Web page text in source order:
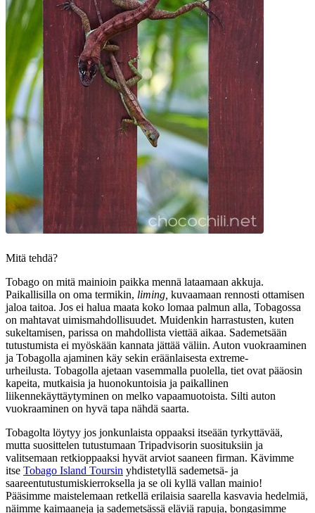
Mitä tehdä?
Tobago on mitä mainioin paikka mennä lataamaan akkuja.
Paikallisilla on oma termikin, liming, kuvaamaan rennosti ottamisen
jaloa taitoa. Jos ei halua maata koko lomaa palmun alla, Tobagossa
on mahtavat uimismahdollisuudet. Muidenkin harrastusten, kuten
sukeltamisen, parissa on mahdollista viettää aikaa. Sademetsään
tutustumista ei myöskään kannata jättää väliin. Auton vuokraaminen
ja Tobagolla ajaminen käy sekin eräänlaisesta extreme-
urheilusta. Tobagolla ajetaan vasemmalla puolella, tiet ovat pääosin
kapeita, mutkaisia ja huonokuntoisia ja paikallinen
liikennekäyttäytyminen on melko vapaamuotoista. Silti auton
vuokraaminen on hyvä tapa nähdä saarta.
Tobagolta löytyy jos jonkunlaista oppaaksi itseään tyrkyttävää,
mutta suosittelen tutustumaan Tripadvisorin suosituksiin ja
valitsemaan retkioppaaksi hyvät arviot saaneen firman. Kävimme
itse Tobago Island Toursin yhdistetyllä sademetsä- ja
saareentutustumiskierroksella ja se oli kyllä vallan mainio!
Pääsimme maistelemaan retkellä erilaisia saarella kasvavia hedelmiä,
näimme kaimaaneja ja sademetsässä eläviä rapuja, bongasimme